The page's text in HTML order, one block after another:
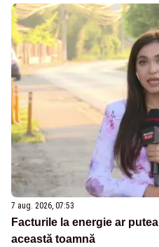
7 aug. 2026, 07:53
Facturile la energie ar
această toamnă